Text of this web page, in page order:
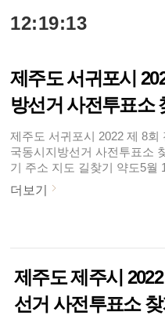
12:19:13
제주도 서귀포시
방선거 사전투표소
약도
제주도 서귀포시 2022 제 8회
국동시지방선거 사전투표소
기 주소 지도 길찾기 약도5월
일(목)부터 제 8회 전국동시지
선거 선거운동이 시작되었습니
(금), 28일(토) 시간은 매일 오
사전투표를 실시한다고 밝혔
데요. 전국에 설치된 사전투표
어디서나 투표가 가능합니다.
더보기
제주도 제주시
선거 사전투표소